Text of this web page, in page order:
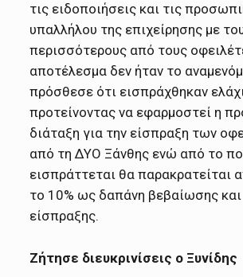
τις ειδοποιήσεις και τις
υπαλλήλου της επιχείρησης με
περισσότερους από τους
αποτέλεσμα δεν ήταν το
πρόσθεσε ότι εισπράχθηκαν
προτείνοντας να εφαρμοστεί η
διάταξη για την είσπραξη των
από τη ΔΥΟ Ξάνθης ενώ από το
εισπράττεται θα παρακρατείται
το 10% ως δαπάνη βεβαίωσης και
είσπραξης.
Ζήτησε διευκρινίσεις ο Ξυνίδης